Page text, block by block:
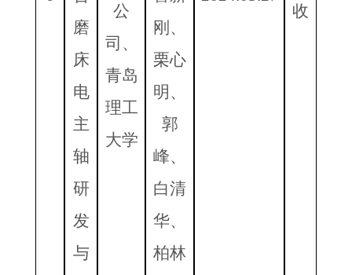
磨
床
电
主
轴
研
发
与
公
司、
青岛
理工
大学
刚、
栗心
明、
郭
峰、
白清
华、
柏林
收